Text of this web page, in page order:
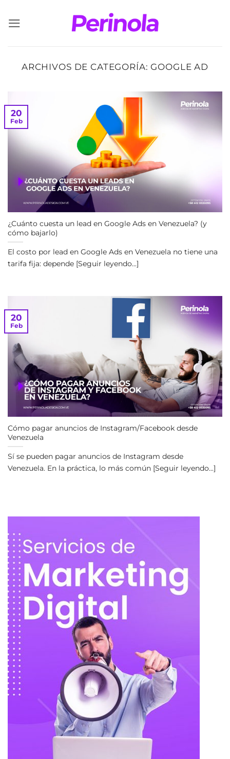
ARCHIVOS DE CATEGORÍA: GOOGLE AD
¿Cuánto cuesta un lead en Google Ads en Venezuela? (y
cómo bajarlo)
El costo por lead en Google Ads en Venezuela no tiene una
tarifa fija: depende [Seguir leyendo...]
20
Feb
Cómo pagar anuncios de Instagram/Facebook desde
Venezuela
Sí se pueden pagar anuncios de Instagram desde
Venezuela. En la práctica, lo más común [Seguir leyendo...]
20
Feb